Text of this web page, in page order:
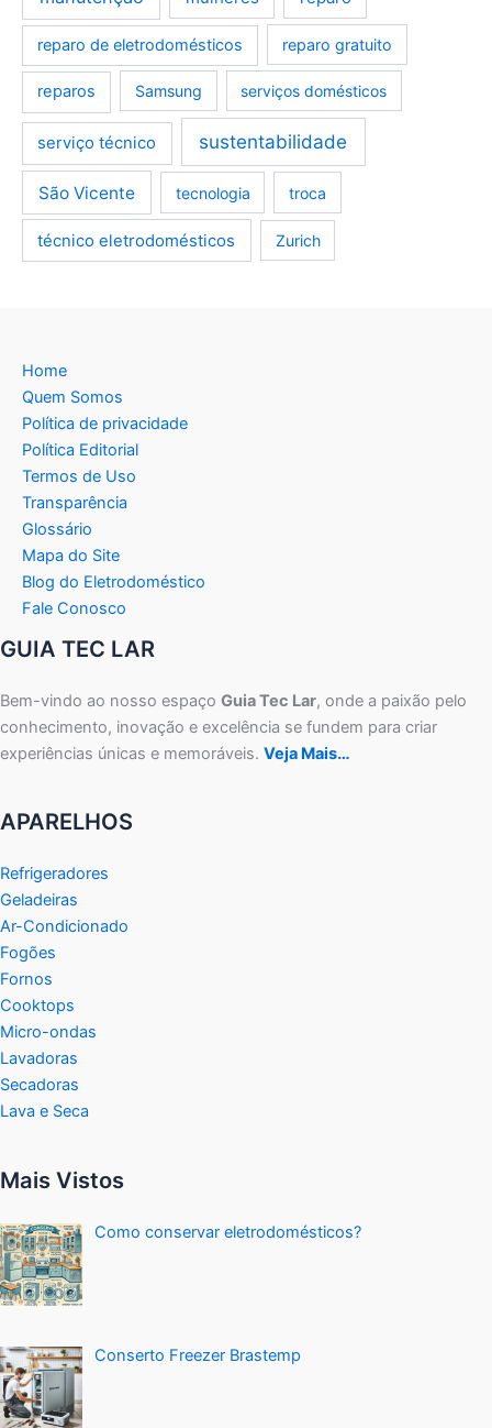
reparo de eletrodomésticos reparo gratuito
reparos Samsung serviços domésticos
serviço técnico sustentabilidade
São Vicente tecnologia troca
técnico eletrodomésticos Zurich
Home
Quem Somos
Política de privacidade
Política Editorial
Termos de Uso
Transparência
Glossário
Mapa do Site
Blog do Eletrodoméstico
Fale Conosco
GUIA TEC LAR
Bem-vindo ao nosso espaço Guia Tec Lar, onde a paixão pelo
conhecimento, inovação e excelência se fundem para criar
experiências únicas e memoráveis. Veja Mais…
APARELHOS
Refrigeradores
Geladeiras
Ar-Condicionado
Fogões
Fornos
Cooktops
Micro-ondas
Lavadoras
Secadoras
Lava e Seca
Mais Vistos
Como conservar eletrodomésticos?
Conserto Freezer Brastemp